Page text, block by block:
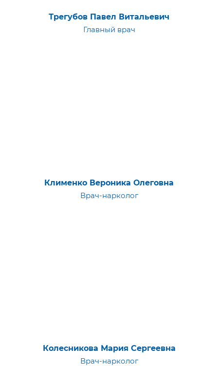
Трегубов Павел Витальевич
Главный врач
Клименко Вероника Олеговна
Врач-нарколог
Колесникова Мария Сергеевна
Врач-нарколог